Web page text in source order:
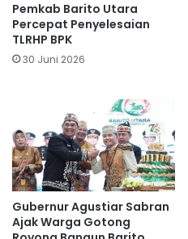
Pemkab Barito Utara
Percepat Penyelesaian
TLRHP BPK
30 Juni 2026
Gubernur Agustiar Sabran
Ajak Warga Gotong